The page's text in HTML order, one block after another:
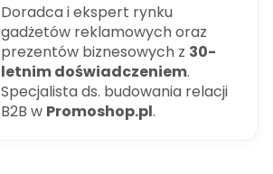
Doradca i ekspert rynku
gadżetów reklamowych oraz
prezentów biznesowych z 30-
letnim doświadczeniem.
Specjalista ds. budowania relacji
B2B w Promoshop.pl.